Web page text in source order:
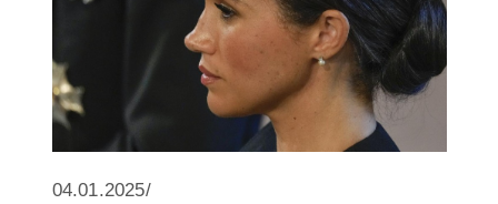
04.01.2025/